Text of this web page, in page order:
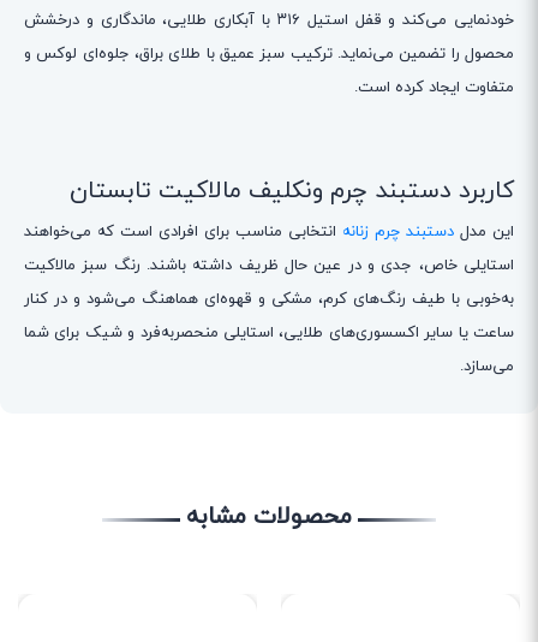
خودنمایی می‌کند و قفل استیل ۳۱۶ با آبکاری طلایی، ماندگاری و درخشش
محصول را تضمین می‌نماید. ترکیب سبز عمیق با طلای براق، جلوه‌ای لوکس و
متفاوت ایجاد کرده است.
کاربرد دستبند چرم ونکلیف مالاکیت تابستان
این مدل دستبند چرم زنانه انتخابی مناسب برای افرادی است که می‌خواهند
استایلی خاص، جدی و در عین حال ظریف داشته باشند. رنگ سبز مالاکیت
به‌خوبی با طیف رنگ‌های کرم، مشکی و قهوه‌ای هماهنگ می‌شود و در کنار
ساعت یا سایر اکسسوری‌های طلایی، استایلی منحصربه‌فرد و شیک برای شما
می‌سازد.
محصولات مشابه